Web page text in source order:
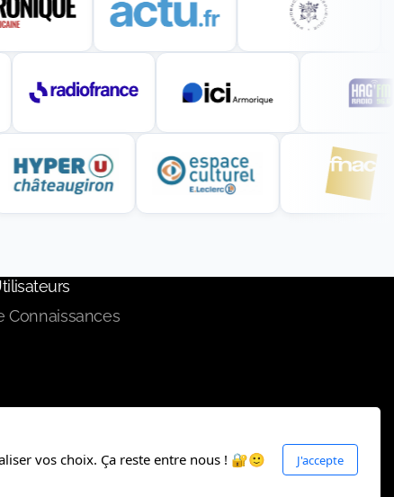
Connaissances
vos choix. Ça reste entre nous ! 🔐🙂
J'accepte